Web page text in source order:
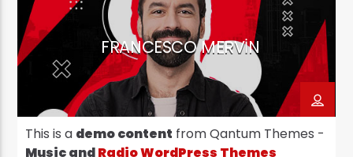
CURRENT TRACK
TI DIRÒ
TONY DALLARA
FRANCESCO MERVIN
This is a demo content from Qantum Themes -
Music andRadio WordPress Themes